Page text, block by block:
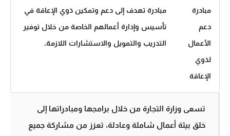
مبادرة
دعم
الأعمال
لذوي
الإعاقة
مبادرة تهدف إلى دعم وتمكين ذوي الإعاقة في
تأسيس وإدارة أعمالهم الخاصة من خلال توفير
التدريب والتمويل والاستشارات اللازمة.
تسعى وزارة التجارة من خلال برامجها ومبادراتها إلى
خلق بيئة أعمال شاملة وعادلة، تعزز من مشاركة جميع